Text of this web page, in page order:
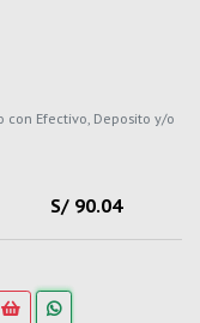
con Efectivo, Deposito y/o
S/ 90.04